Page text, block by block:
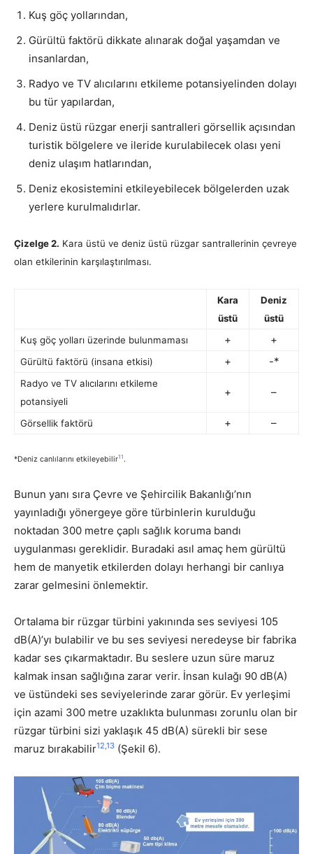
Kuş göç yollarından,
Gürültü faktörü dikkate alınarak doğal yaşamdan ve
insanlardan,
Radyo ve TV alıcılarını etkileme potansiyelinden dolayı
bu tür yapılardan,
Deniz üstü rüzgar enerji santralleri görsellik açısından
turistik bölgelere ve ileride kurulabilecek olası yeni
deniz ulaşım hatlarından,
Deniz ekosistemini etkileyebilecek bölgelerden uzak
yerlere kurulmalıdırlar.
Çizelge 2. Kara üstü ve deniz üstü rüzgar santrallerinin çevreye
olan etkilerinin karşılaştırılması.
Kara
üstü
Deniz
üstü
Kuş göç yolları üzerinde bulunmaması
+ +
Gürültü faktörü (insana etkisi) + -*
Radyo ve TV alıcılarını etkileme
potansiyeli
+ –
Görsellik faktörü + –
*Deniz canlılarını etkileyebilir11.
Bunun yanı sıra Çevre ve Şehircilik Bakanlığı’nın
yayınladığı yönergeye göre türbinlerin kurulduğu
noktadan 300 metre çaplı sağlık koruma bandı
uygulanması gereklidir. Buradaki asıl amaç hem gürültü
hem de manyetik etkilerden dolayı herhangi bir canlıya
zarar gelmesini önlemektir.
Ortalama bir rüzgar türbini yakınında ses seviyesi 105
dB(A)’yı bulabilir ve bu ses seviyesi neredeyse bir fabrika
kadar ses çıkarmaktadır. Bu seslere uzun süre maruz
kalmak insan sağlığına zarar verir. İnsan kulağı 90 dB(A)
ve üstündeki ses seviyelerinde zarar görür. Ev yerleşimi
için azami 300 metre uzaklıkta bulunması zorunlu olan bir
rüzgar türbini sizi yaklaşık 45 dB(A) sürekli bir sese
maruz bırakabilir12,13 (Şekil 6).